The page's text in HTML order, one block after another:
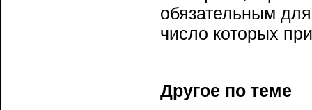
обязательным
число которых
Другое по теме